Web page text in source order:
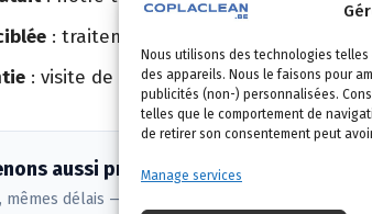
Nous utilisons des technologies
des appareils. Nous le faisons pour
publicités (non-) personnalisées.
telles que le comportement de
de retirer son consentement peut
Manage services
: traitement adapté, produits
: visite de contrôle et garantie de
aussi près de Libin
mêmes délais — voir